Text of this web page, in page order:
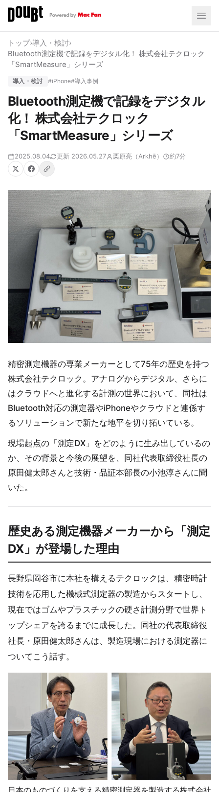
トップ›導入・検討›
Bluetooth測定機で記録をデジタル化！ 株式会社テクロック
「SmartMeasure」シリーズ
導入・検討 #iPhone#導入事例
Bluetooth測定機で記録をデジタル
化！ 株式会社テクロック
「SmartMeasure」シリーズ
2025.08.04 更新 2026.05.27 栗原亮（Arkhē） 約7分
精密測定機器の専業メーカーとして75年の歴史を持つ
株式会社テクロック。アナログからデジタル、さらに
はクラウドへと進化する計測の世界において、同社は
Bluetooth対応の測定器やiPhoneやクラウドと連係す
るソリューションで新たな地平を切り拓いている。
現場起点の「測定DX」をどのように生み出しているの
か、その背景と今後の展望を、同社代表取締役社長の
原田健太郎さんと技術・品証本部長の小池淳さんに聞
いた。
歴史ある測定機器メーカーから 「測定
DX」が登場した理由
長野県岡谷市に本社を構えるテクロックは、精密時計
技術を応用した機械式測定器の製造からスタートし、
現在ではゴムやプラスチックの硬さ計測分野で世界ト
ップシェアを誇るまでに成長した。同社の代表取締役
社長・原田健太郎さんは、製造現場における測定器に
ついてこう話す。
日本のものづくりを支える精密測定器を製造する株式会社